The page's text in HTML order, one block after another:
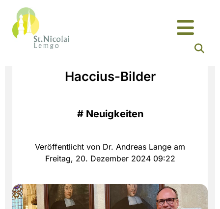
Haccius-Bilder
# Neuigkeiten
Veröffentlicht von Dr. Andreas Lange am
Freitag, 20. Dezember 2024 09:22